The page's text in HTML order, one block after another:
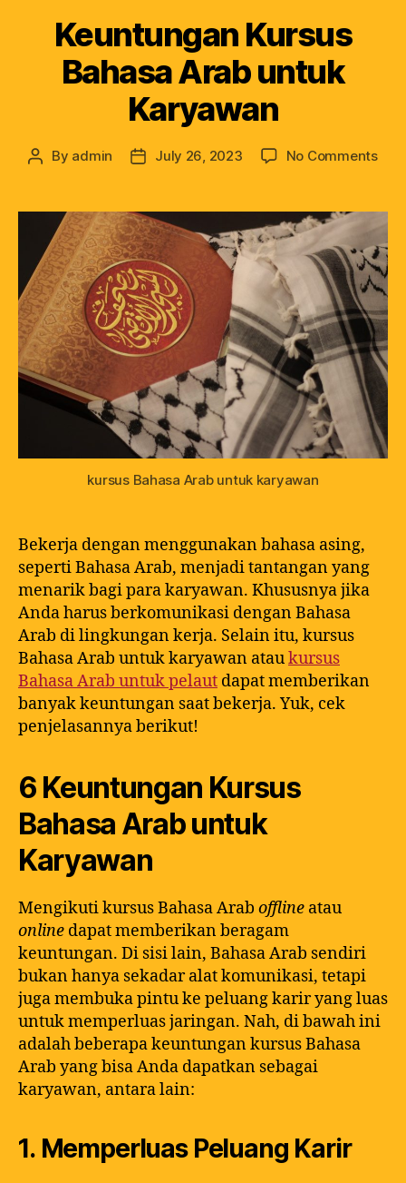
Keuntungan Kursus
Bahasa Arab untuk
Karyawan
By admin July 26, 2023 No Comments
kursus Bahasa Arab untuk karyawan
Bekerja dengan menggunakan bahasa asing,
seperti Bahasa Arab, menjadi tantangan yang
menarik bagi para karyawan. Khususnya jika
Anda harus berkomunikasi dengan Bahasa
Arab di lingkungan kerja. Selain itu, kursus
Bahasa Arab untuk karyawan ataukursus
Bahasa Arab untuk pelaut dapat memberikan
banyak keuntungan saat bekerja. Yuk, cek
penjelasannya berikut!
6 Keuntungan Kursus
Bahasa Arab untuk
Karyawan
Mengikuti kursus Bahasa Arab offline atau
online dapat memberikan beragam
keuntungan. Di sisi lain, Bahasa Arab sendiri
bukan hanya sekadar alat komunikasi, tetapi
juga membuka pintu ke peluang karir yang luas
untuk memperluas jaringan. Nah, di bawah ini
adalah beberapa keuntungan kursus Bahasa
Arab yang bisa Anda dapatkan sebagai
karyawan, antara lain:
1. Memperluas Peluang Karir